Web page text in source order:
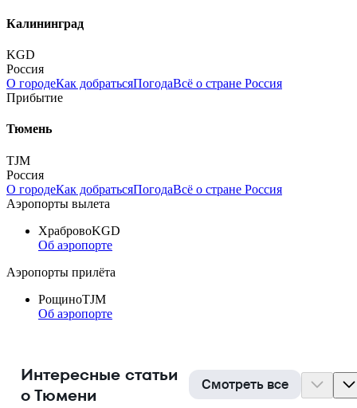
Калининград
KGD
Россия
О городеКак добратьсяПогодаВсё о стране Россия
Прибытие
Тюмень
TJM
Россия
О городеКак добратьсяПогодаВсё о стране Россия
Аэропорты вылета
ХрабровоKGD
Об аэропорте
Аэропорты прилёта
РощиноTJM
Об аэропорте
Интересные статьи
о Тюмени
Смотреть все